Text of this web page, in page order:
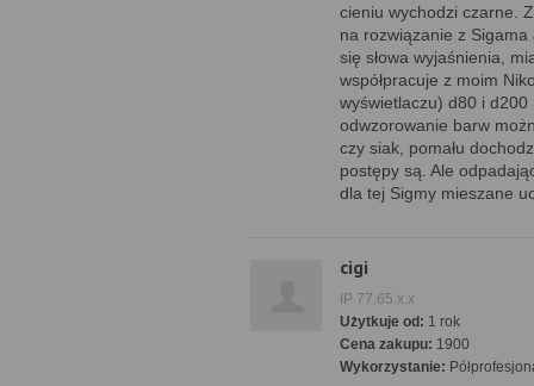
cieniu wychodzi czarne.
na rozwiązanie z
się słowa wyjaśnienia,
współpracuje z moim
wyświetlaczu) d80 i d200
odwzorowanie barw
czy siak, pomału
postępy są. Ale
dla tej Sigmy mieszane
cigi
IP 77.65.x.x
Użytkuje od: 1 rok
Cena zakupu: 1900
Wykorzystanie: